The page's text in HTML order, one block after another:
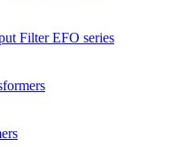
Filter EFO series